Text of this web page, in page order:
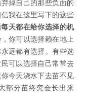
掉自己的那些负面的
我在这里写下的这些
天都在给你选择的机
，你可以选择赖在地上
远都有选择。有些选
可以选择自己常常去
今天浇水下去苗不见
部分苗终究会长出来